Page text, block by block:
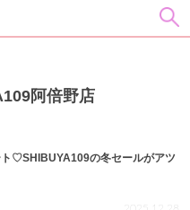
阿倍野店
ト♡SHIBUYA109の冬セールがアツ